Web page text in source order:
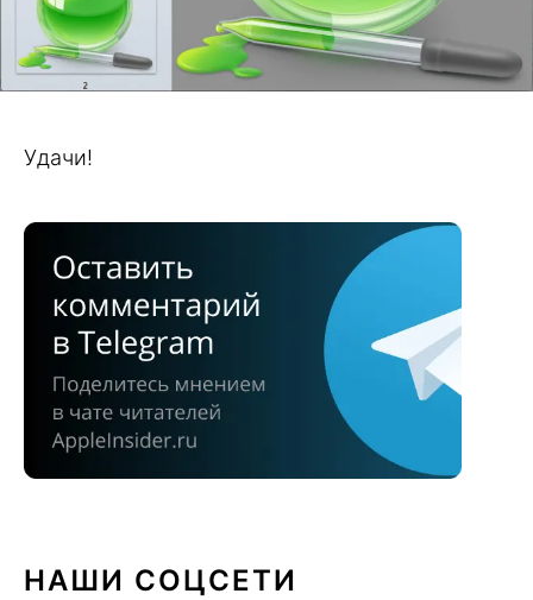
Удачи!
НАШИ СОЦСЕТИ